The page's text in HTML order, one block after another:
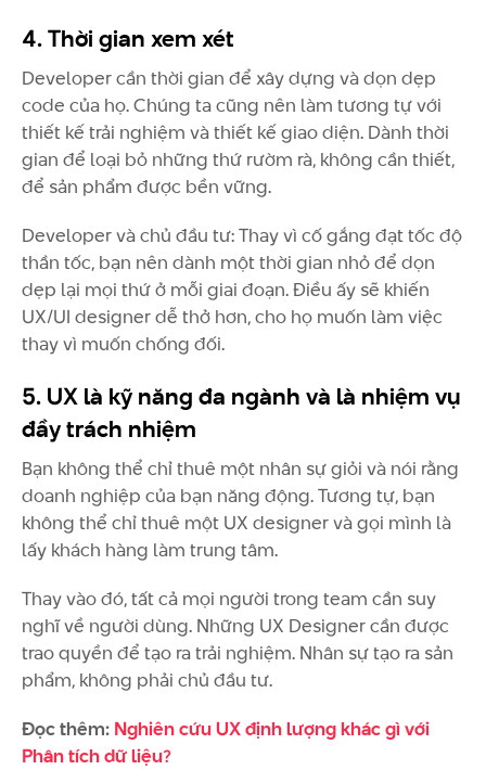
4. Thời gian xem xét
Developer cần thời gian để xây dựng và dọn dẹp
code của họ. Chúng ta cũng nên làm tương tự với
thiết kế trải nghiệm và thiết kế giao diện. Dành thời
gian để loại bỏ những thứ rườm rà, không cần thiết,
để sản phẩm được bền vững.
Developer và chủ đầu tư: Thay vì cố gắng đạt tốc độ
thần tốc, bạn nên dành một thời gian nhỏ để dọn
dẹp lại mọi thứ ở mỗi giai đoạn. Điều ấy sẽ khiến
UX/UI designer dễ thở hơn, cho họ muốn làm việc
thay vì muốn chống đối.
5. UX là kỹ năng đa ngành và là nhiệm vụ
đầy trách nhiệm
Bạn không thể chỉ thuê một nhân sự giỏi và nói rằng
doanh nghiệp của bạn năng động. Tương tự, bạn
không thể chỉ thuê một UX designer và gọi mình là
lấy khách hàng làm trung tâm.
Thay vào đó, tất cả mọi người trong team cần suy
nghĩ về người dùng. Những UX Designer cần được
trao quyền để tạo ra trải nghiệm. Nhân sự tạo ra sản
phẩm, không phải chủ đầu tư.
Đọc thêm: Nghiên cứu UX định lượng khác gì với
Phân tích dữ liệu?